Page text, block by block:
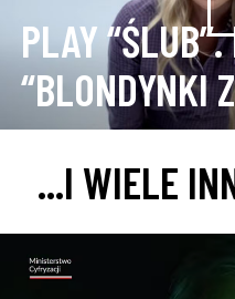
PLAY
“BLONDYNKI
...I WIELE